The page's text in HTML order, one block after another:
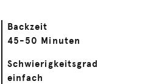
Backzeit
45-50 Minuten
Schwierigkeitsgrad
einfach